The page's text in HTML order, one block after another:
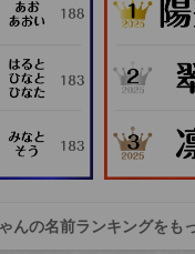
んの名前ランキングをも